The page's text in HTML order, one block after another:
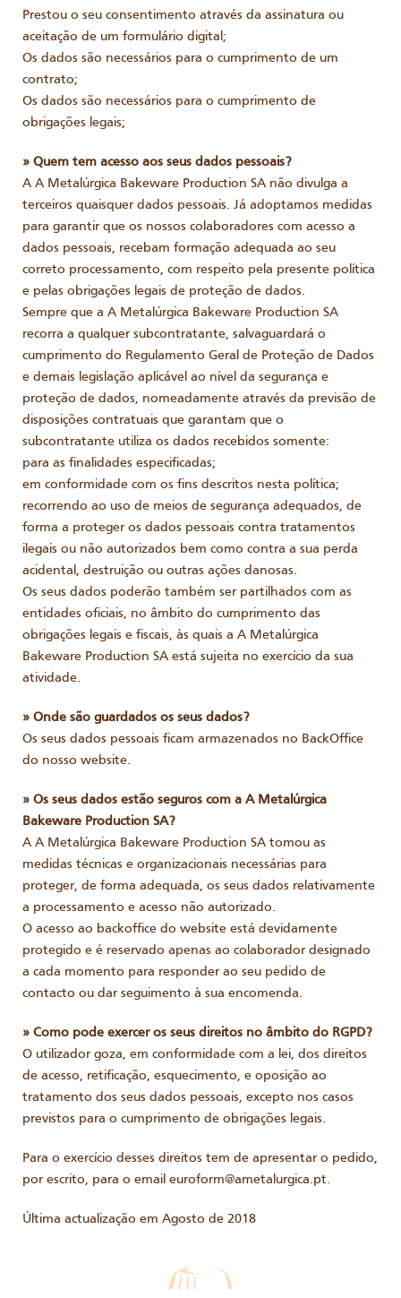
Prestou o seu consentimento através da assinatura ou
aceitação de um formulário digital;
Os dados são necessários para o cumprimento de um
contrato;
Os dados são necessários para o cumprimento de
obrigações legais;
» Quem tem acesso aos seus dados pessoais?
A A Metalúrgica Bakeware Production SA não divulga a
terceiros quaisquer dados pessoais. Já adoptamos medidas
para garantir que os nossos colaboradores com acesso a
dados pessoais, recebam formação adequada ao seu
correto processamento, com respeito pela presente política
e pelas obrigações legais de proteção de dados.
Sempre que a A Metalúrgica Bakeware Production SA
recorra a qualquer subcontratante, salvaguardará o
cumprimento do Regulamento Geral de Proteção de Dados
e demais legislação aplicável ao nível da segurança e
proteção de dados, nomeadamente através da previsão de
disposições contratuais que garantam que o
subcontratante utiliza os dados recebidos somente:
para as finalidades especificadas;
em conformidade com os fins descritos nesta política;
recorrendo ao uso de meios de segurança adequados, de
forma a proteger os dados pessoais contra tratamentos
ilegais ou não autorizados bem como contra a sua perda
acidental, destruição ou outras ações danosas.
Os seus dados poderão também ser partilhados com as
entidades oficiais, no âmbito do cumprimento das
obrigações legais e fiscais, às quais a A Metalúrgica
Bakeware Production SA está sujeita no exercício da sua
atividade.
» Onde são guardados os seus dados?
Os seus dados pessoais ficam armazenados no BackOffice
do nosso website.
» Os seus dados estão seguros com a A Metalúrgica
Bakeware Production SA?
A A Metalúrgica Bakeware Production SA tomou as
medidas técnicas e organizacionais necessárias para
proteger, de forma adequada, os seus dados relativamente
a processamento e acesso não autorizado.
O acesso ao backoffice do website está devidamente
protegido e é reservado apenas ao colaborador designado
a cada momento para responder ao seu pedido de
contacto ou dar seguimento à sua encomenda.
» Como pode exercer os seus direitos no âmbito do RGPD?
O utilizador goza, em conformidade com a lei, dos direitos
de acesso, retificação, esquecimento, e oposição ao
tratamento dos seus dados pessoais, excepto nos casos
previstos para o cumprimento de obrigações legais.
Para o exercício desses direitos tem de apresentar o pedido,
por escrito, para o email euroform@ametalurgica.pt.
Última actualização em Agosto de 2018